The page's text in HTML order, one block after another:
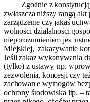
Zgodnie z konstytucją
zwłaszcza niższy rangą
zarządzenie czy jakaś
wolności działalności
nieporozumieniem jest
Miejskiej, zakazywanie
Jeśli zakaz wykonywania
(tylko) z ustawy, np.
zezwolenia, koncesji czy
zachowanie wymogów
ochrony środowiska itp. –